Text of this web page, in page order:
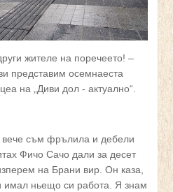
жителе на поречеето! –
представим осемнаеста
на „Диви дол - актуално“.
вече съм фрълила и дебели
Фичо Сачо дали за десет
на Брани вир. Он каза,
имал ньещо си работа. Я знам